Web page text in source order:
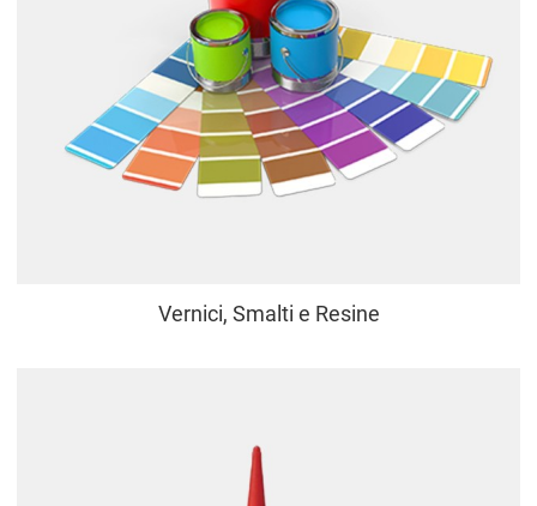
Vernici, Smalti e Resine